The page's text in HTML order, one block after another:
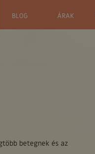
BLOG ÁRAK
betegnek és az